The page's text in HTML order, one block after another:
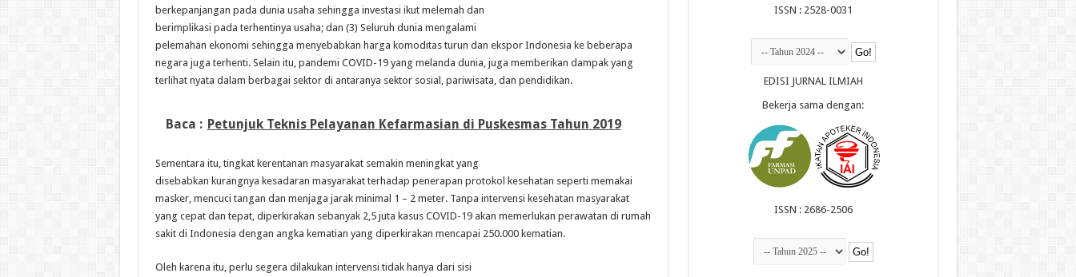
berkepanjangan pada dunia usaha sehingga investasi ikut melemah dan
berimplikasi pada terhentinya usaha; dan (3) Seluruh dunia mengalami
pelemahan ekonomi sehingga menyebabkan harga komoditas turun dan ekspor Indonesia ke beberapa
negara juga terhenti. Selain itu, pandemi COVID-19 yang melanda dunia, juga memberikan dampak yang
terlihat nyata dalam berbagai sektor di antaranya sektor sosial, pariwisata, dan pendidikan.
Baca : Petunjuk Teknis Pelayanan Kefarmasian di Puskesmas Tahun 2019
Sementara itu, tingkat kerentanan masyarakat semakin meningkat yang
disebabkan kurangnya kesadaran masyarakat terhadap penerapan protokol kesehatan seperti memakai
masker, mencuci tangan dan menjaga jarak minimal 1 – 2 meter. Tanpa intervensi kesehatan masyarakat
yang cepat dan tepat, diperkirakan sebanyak 2,5 juta kasus COVID-19 akan memerlukan perawatan di rumah
sakit di Indonesia dengan angka kematian yang diperkirakan mencapai 250.000 kematian.
Oleh karena itu, perlu segera dilakukan intervensi tidak hanya dari sisi
ISSN : 2528-0031
EDISI JURNAL ILMIAH
Bekerja sama dengan:
ISSN : 2686-2506